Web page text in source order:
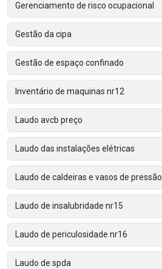
Gerenciamento de risco ocupacional
Gestão da cipa
Gestão de espaço confinado
Inventário de maquinas nr12
Laudo avcb preço
Laudo das instalações elétricas
Laudo de caldeiras e vasos de pressão
Laudo de insalubridade nr15
Laudo de periculosidade nr16
Laudo de spda